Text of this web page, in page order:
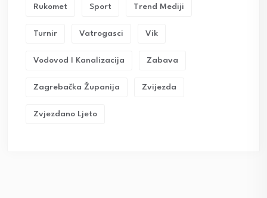
Rukomet Sport Trend Mediji
Turnir Vatrogasci Vik
Vodovod I Kanalizacija Zabava
Zagrebačka Županija Zvijezda
Zvjezdano Ljeto